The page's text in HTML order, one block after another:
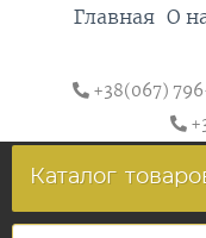
Главная О
+38(067)
Каталог